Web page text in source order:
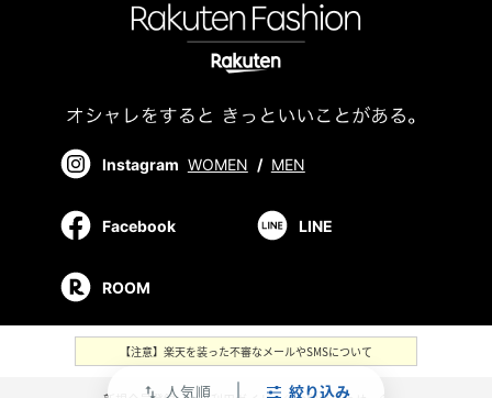
swap_vert 人気順 絞り込み
Instagram WOMEN / MEN
Facebook LINE
ROOM
【注意】楽天を装った不審なメールやSMSについて